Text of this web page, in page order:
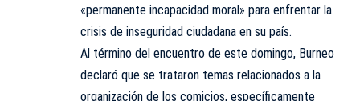
«permanente incapacidad moral» para enfrentar la
crisis de inseguridad ciudadana en su país.
Al término del encuentro de este domingo, Burneo
declaró que se trataron temas relacionados a la
organización de los comicios, específicamente